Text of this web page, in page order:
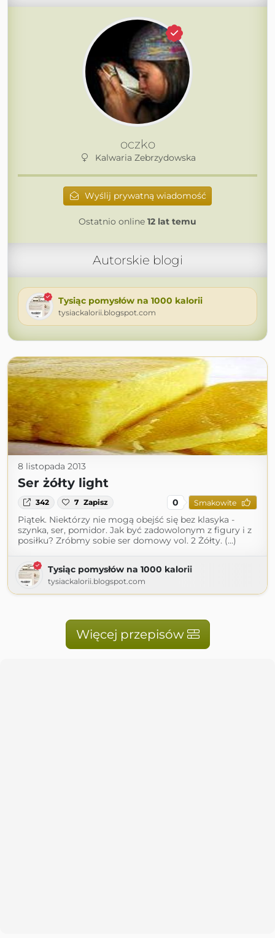
oczko
Kalwaria Zebrzydowska
Wyślij prywatną wiadomość
Ostatnio online 12 lat temu
Autorskie blogi
Tysiąc pomysłów na 1000 kalorii
tysiackalorii.blogspot.com
8 listopada 2013
Ser żółty light
342 7 Zapisz 0 Smakowite
Piątek. Niektórzy nie mogą obejść się bez klasyka -
szynka, ser, pomidor. Jak być zadowolonym z figury i z
posiłku? Zróbmy sobie ser domowy vol. 2 Żółty. (...)
Tysiąc pomysłów na 1000 kalorii
tysiackalorii.blogspot.com
Więcej przepisów